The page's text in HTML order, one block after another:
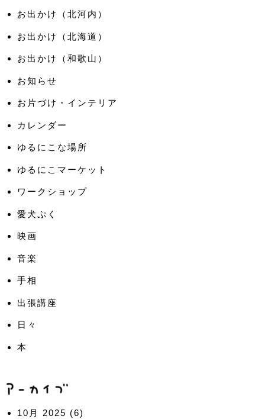
お出かけ（北河内）
お出かけ（北海道）
お出かけ（和歌山）
お知らせ
お片づけ・インテリア
カレンダー
ゆるにこな場所
ゆるにこマーケット
ワークショップ
愛犬ぷく
映画
音楽
手相
出張講座
日々
本
10月 2025 (6)